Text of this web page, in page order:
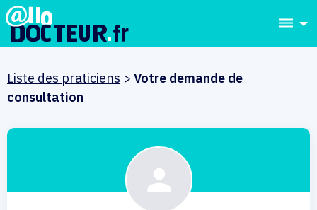
dehaze
Liste des praticiens > Votre demande de
consultation